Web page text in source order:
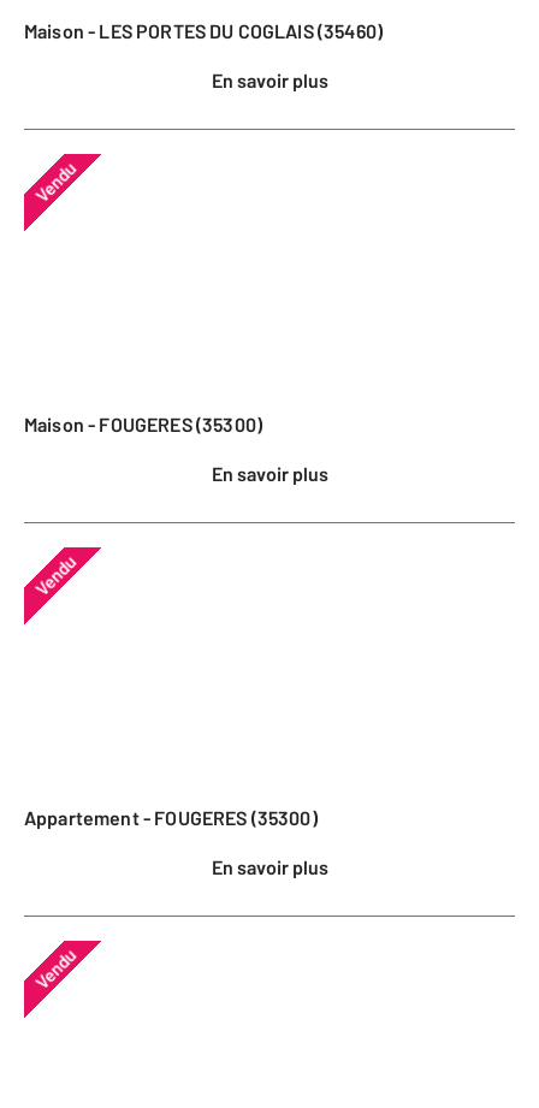
Maison - LES PORTES DU COGLAIS (35460)
En savoir plus
Vendu
Maison - FOUGERES (35300)
En savoir plus
Vendu
Appartement - FOUGERES (35300)
En savoir plus
Vendu